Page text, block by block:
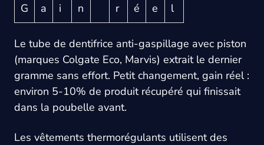
G
a i n r é e l
Le tube de dentifrice anti-gaspillage avec piston
(marques Colgate Eco, Marvis) extrait le dernier
gramme sans effort. Petit changement, gain réel :
environ 5-10% de produit récupéré qui finissait
dans la poubelle avant.
Les vêtements thermorégulants utilisent des